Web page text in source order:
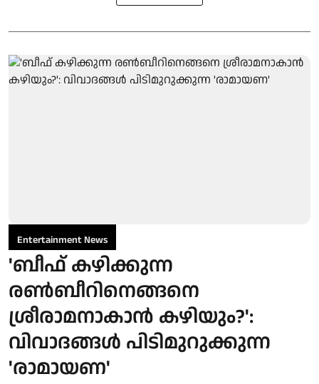
Entertainment News
'ബീഫ് കഴിക്കുന്ന
രൺബീറിനെങ്ങനെ
ശ്രീരാമനാകാൻ കഴിയും?':
വിവാദങ്ങൾ പിടിമുറുക്കുന്ന
'രാമായണ'